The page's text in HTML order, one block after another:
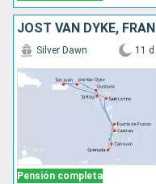
Pensión completa
Silver Dawn 11 d